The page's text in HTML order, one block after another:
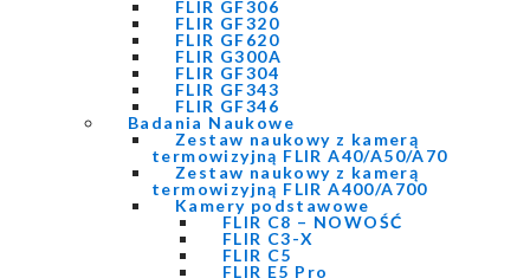
FLIR GF306
FLIR GF320
FLIR GF620
FLIR G300A
FLIR GF304
FLIR GF343
FLIR GF346
Badania Naukowe
Zestaw naukowy z kamerą
termowizyjną FLIR A40/A50/A70
Zestaw naukowy z kamerą
termowizyjną FLIR A400/A700
Kamery podstawowe
FLIR C8 – NOWOŚĆ
FLIR C3-X
FLIR C5
FLIR E5 Pro